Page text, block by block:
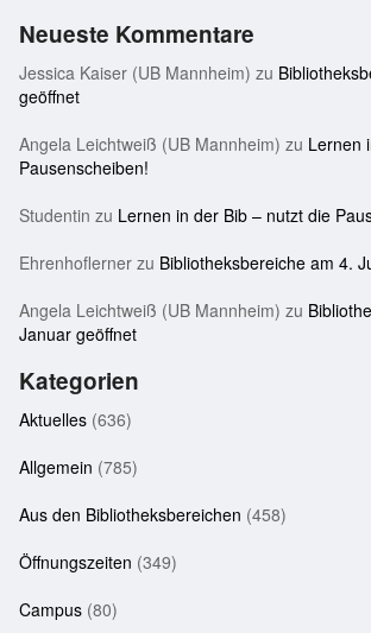
Neueste Kommentare
Jessica Kaiser (UB Mannheim) zu
geöffnet
Angela Leichtweiß (UB Mannheim) zu Lernen
Pausenscheiben!
Studentin zu Lernen in der Bib – nutzt die
Ehrenhoflerner zu Bibliotheksbereiche am 4.
Angela Leichtweiß (UB Mannheim) zu
Januar geöffnet
Kategorien
Aktuelles (636)
Allgemein (785)
Aus den Bibliotheksbereichen (458)
Öffnungszeiten (349)
Campus (80)